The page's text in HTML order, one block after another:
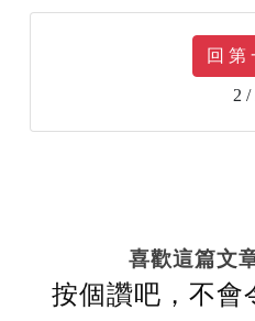
回 第
2 /
喜歡這篇文
按個讚吧，不會